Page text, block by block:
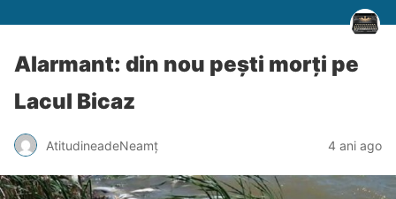
Alarmant: din nou pești morți pe
Lacul Bicaz
AtitudineadeNeamț 4 ani ago